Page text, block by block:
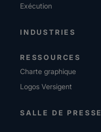
Exécution
INDUSTRIES
RESSOURCES
Charte graphique
Logos Versigent
SALLE DE PRESSE